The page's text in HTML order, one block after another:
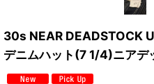
30s NEAR DEADSTOCK
デニムハット(7 1/4)ニアデ